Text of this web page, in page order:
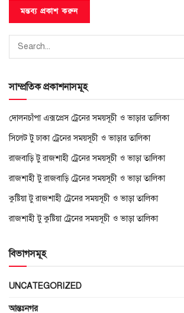
সাম্প্রতিক প্রকাশনাসমূহ
দোলনচাঁপা এক্সপ্রেস ট্রেনের সময়সূচী ও ভাড়ার তালিকা
সিলেট টু ঢাকা ট্রেনের সময়সূচী ও ভাড়ার তালিকা
রাজবাড়ি টু রাজশাহী ট্রেনের সময়সূচী ও ভাড়া তালিকা
রাজশাহী টু রাজবাড়ি ট্রেনের সময়সূচী ও ভাড়া তালিকা
কুষ্টিয়া টু রাজশাহী ট্রেনের সময়সূচী ও ভাড়া তালিকা
রাজশাহী টু কুষ্টিয়া ট্রেনের সময়সূচী ও ভাড়া তালিকা
বিভাগসমূহ
UNCATEGORIZED
আন্তঃনগর